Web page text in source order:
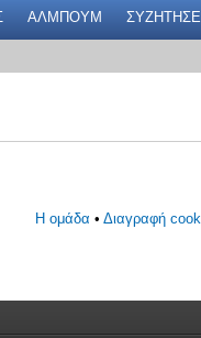
ΑΛΜΠΟΥΜ
Η ομάδα • Διαγραφή